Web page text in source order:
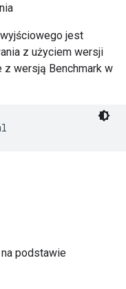
jest
z użyciem wersji
z wersją Benchmark w
podstawie